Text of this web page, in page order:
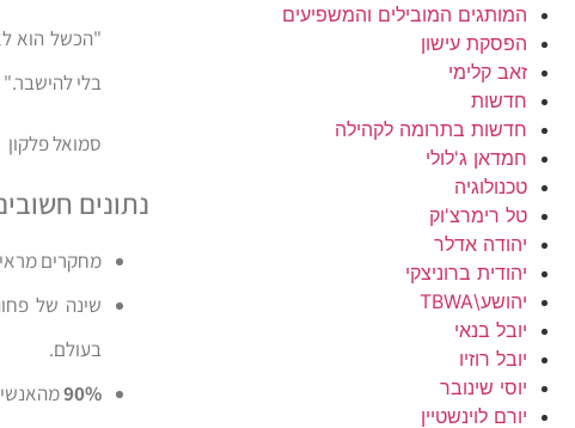
המותגים המובילים והמשפיעים
הפסקת עישון
זאב קלימי
חדשות
חדשות בתרומה לקהילה
חמדאן ג'לולי
טכנולוגיה
טל רימרצ'וק
יהודה אדלר
יהודית ברוניצקי
יהושע\TBWA
יובל בנאי
יובל רוזיו
יוסי שינובר
יורם לוינשטיין
"הכשל הוא
בלי להישבר."
סמואל פלקון
נתונים
מחקרים
שינה של פחות מ-7 שעות מפחיתה את
בעולם.
90%